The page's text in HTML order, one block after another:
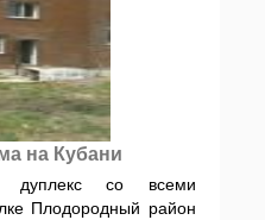
на Кубани
дуплекс со всеми
Плодородный район